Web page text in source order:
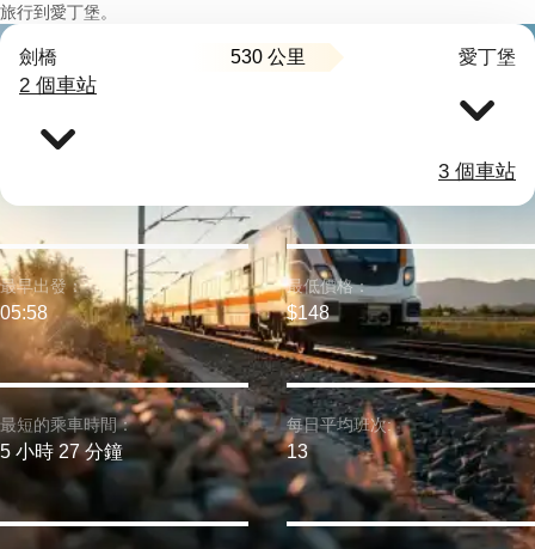
旅行到愛丁堡。
劍橋 530 公里 愛丁堡
2 個車站
3 個車站
最短的乘車時間：
5 小時 27 分鐘
最早出發：
05:58
最低價格：
$148
每日平均班次:
13